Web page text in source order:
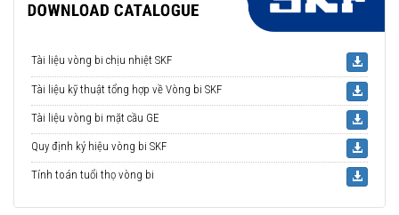
Tài liệu vòng bi chịu nhiệt SKF
Tài liệu kỹ thuật tổng hợp về Vòng bi SKF
Tài liệu vòng bi mặt cầu GE
Quy định ký hiệu vòng bi SKF
Tính toán tuổi thọ vòng bi